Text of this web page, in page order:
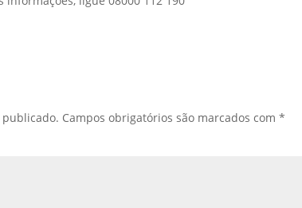
publicado. Campos obrigatórios são marcados com*